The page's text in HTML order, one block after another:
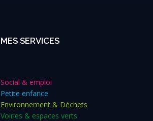
MES SERVICES
Social & emploi
Petite enfance
Environnement & Déchets
Voiries & espaces verts